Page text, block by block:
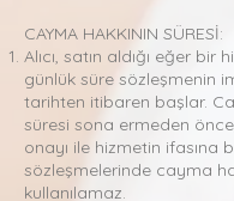
CAYMA HAKKININ SÜRESİ:
Alıcı, satın aldığı eğer bir
günlük süre sözleşmenin
tarihten itibaren başlar.
süresi sona ermeden
onayı ile hizmetin ifasına
sözleşmelerinde cayma
kullanılamaz.